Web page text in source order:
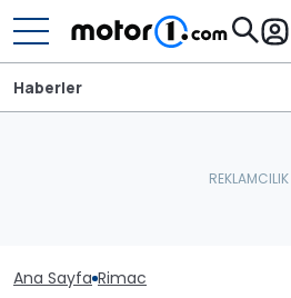
Haberler
Ana Sayfa Rimac